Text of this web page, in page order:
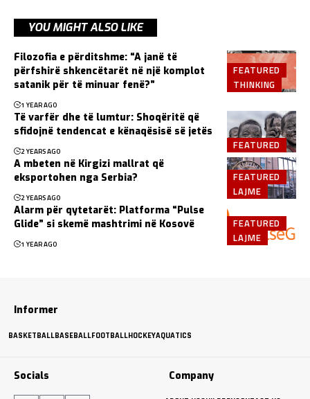
YOU MIGHT ALSO LIKE
FEATURED
THINKING
Filozofia e përditshme: “A janë të
përfshirë shkencëtarët në një komplot
satanik për të minuar fenë?”
1 YEAR AGO
FEATURED
Të varfër dhe të lumtur: Shoqëritë që
sfidojnë tendencat e kënaqësisë së jetës
2 YEARS AGO
FEATURED
LAJME
A mbeten në Kirgizi mallrat që
eksportohen nga Serbia?
2 YEARS AGO
FEATURED
LAJME
Alarm për qytetarët: Platforma “Pulse
Glide” si skemë mashtrimi në Kosovë
1 YEAR AGO
Informer
BASKETBALLBASEBALLFOOTBALLHOCKEYAQUATICS
Socials Company